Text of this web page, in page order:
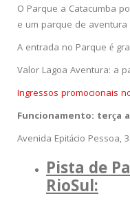
O Parque a Catacumba
e um parque de
A entrada no Parque é
Valor Lagoa Aventura: a
Ingressos promocionais
Funcionamento: terça
Avenida Epitácio Pessoa,
Pista de
RioSul: